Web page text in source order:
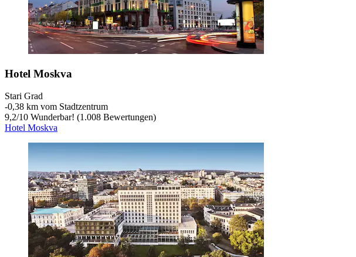
Hotel Moskva
Stari Grad
‐0,38 km vom Stadtzentrum
9,2/10 Wunderbar! (1.008 Bewertungen)
Hotel Moskva